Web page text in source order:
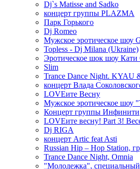
Dj`s Matisse and Sadko
концерт группы PLAZMA
Парк Горького
Dj Romeo
Мужское эротическое шоу
Topless - Dj Milana (Ukraine)
Эротическое шок шоу Кати
Slim
Trance Dance Night. KYAU
концерт Влада
LOVEите Весну
Мужское эротическое
Концерт группы Инфинити
LOVEите весну! Part 3!
Dj RIGA
концерт Artic feat Asti
Russian Hip – Hop Station,
Trance Dance Night, Omnia
"Молодежка", специальный